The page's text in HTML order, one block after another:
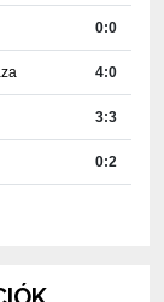
0:0
4:0
3:3
0:2